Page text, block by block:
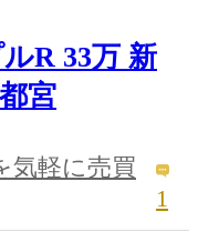
R 33万 新
宮
気軽に売買
1